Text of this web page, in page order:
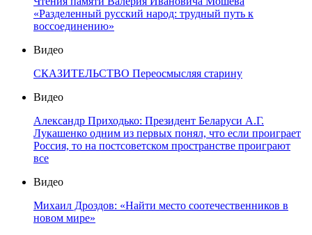
«Разделенный русский народ: трудный путь к
воссоединению»
Видео
СКАЗИТЕЛЬСТВО Переосмысляя старину
Видео
Александр Приходько: Президент Беларуси А.Г.
Лукашенко одним из первых понял, что если проиграет
Россия, то на постсоветском пространстве проиграют
все
Видео
Михаил Дроздов: «Найти место соотечественников в
новом мире»